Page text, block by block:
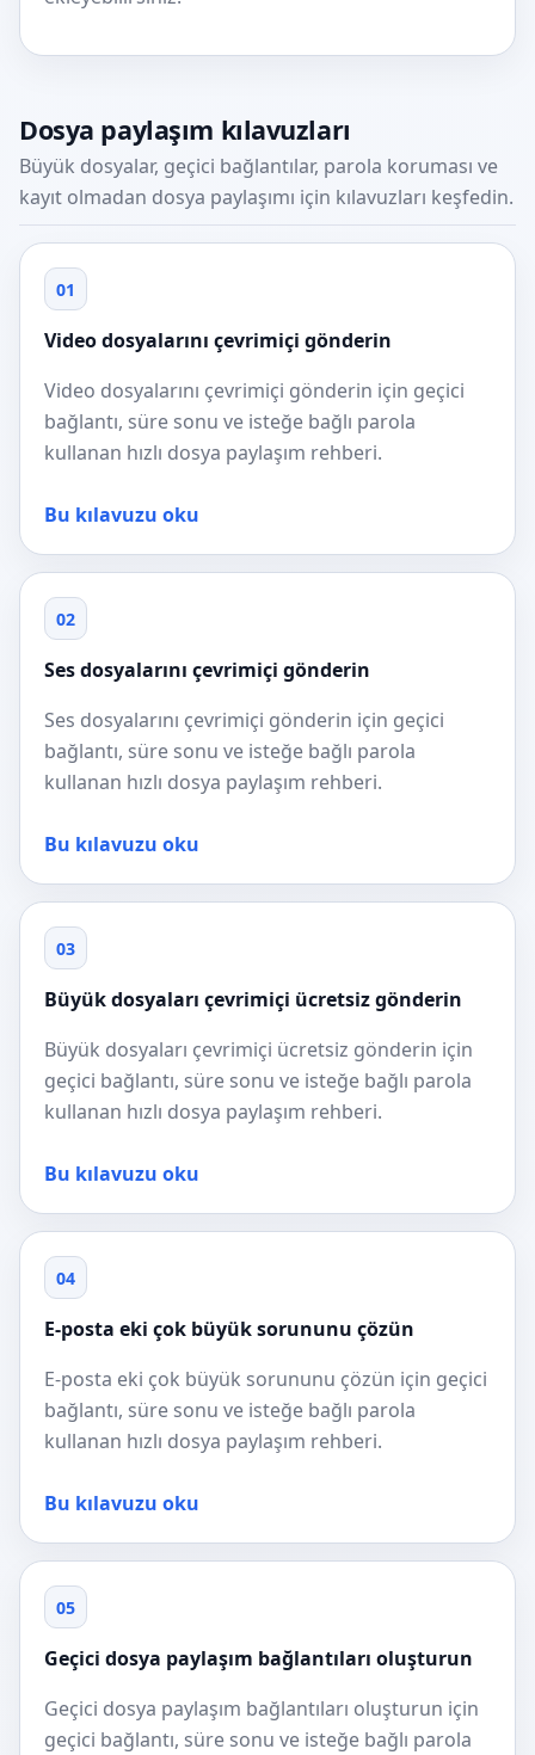
Dosya paylaşım kılavuzları
Büyük dosyalar, geçici bağlantılar, parola koruması ve
kayıt olmadan dosya paylaşımı için kılavuzları keşfedin.
01
Video dosyalarını çevrimiçi gönderin
Video dosyalarını çevrimiçi gönderin için geçici
bağlantı, süre sonu ve isteğe bağlı parola
kullanan hızlı dosya paylaşım rehberi.
Bu kılavuzu oku
02
Ses dosyalarını çevrimiçi gönderin
Ses dosyalarını çevrimiçi gönderin için geçici
bağlantı, süre sonu ve isteğe bağlı parola
kullanan hızlı dosya paylaşım rehberi.
Bu kılavuzu oku
03
Büyük dosyaları çevrimiçi ücretsiz gönderin
Büyük dosyaları çevrimiçi ücretsiz gönderin için
geçici bağlantı, süre sonu ve isteğe bağlı parola
kullanan hızlı dosya paylaşım rehberi.
Bu kılavuzu oku
04
E-posta eki çok büyük sorununu çözün
E-posta eki çok büyük sorununu çözün için geçici
bağlantı, süre sonu ve isteğe bağlı parola
kullanan hızlı dosya paylaşım rehberi.
Bu kılavuzu oku
05
Geçici dosya paylaşım bağlantıları oluşturun
Geçici dosya paylaşım bağlantıları oluşturun için
geçici bağlantı, süre sonu ve isteğe bağlı parola